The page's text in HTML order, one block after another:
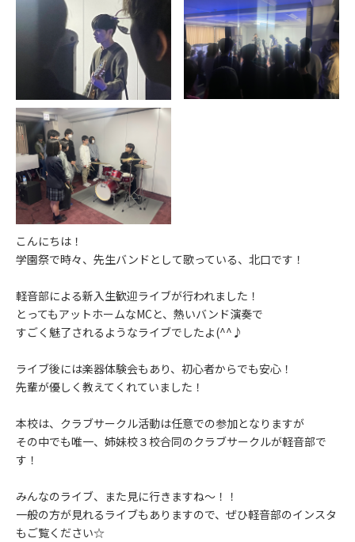
こんにちは！
学園祭で時々、先生バンドとして歌っている、北口です！
軽音部による新入生歓迎ライブが行われました！
とってもアットホームなMCと、熱いバンド演奏で
すごく魅了されるようなライブでしたよ(^^♪
ライブ後には楽器体験会もあり、初心者からでも安心！
先輩が優しく教えてくれていました！
本校は、クラブサークル活動は任意での参加となりますが
その中でも唯一、姉妹校３校合同のクラブサークルが軽音部で
す！
みんなのライブ、また見に行きますね～！！
一般の方が見れるライブもありますので、ぜひ軽音部のインスタ
もご覧ください☆